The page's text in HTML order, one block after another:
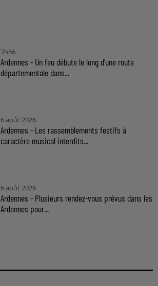
7h56
Ardennes - Un feu débute le long d'une route
départementale dans...
6 août 2026
Ardennes - Les rassemblements festifs à
caractère musical interdits...
6 août 2026
Ardennes - Plusieurs rendez-vous prévus dans les
Ardennes pour...